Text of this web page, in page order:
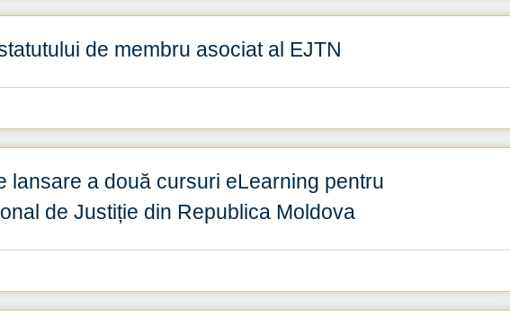
de membru asociat al EJTN
lansare a două cursuri eLearning pentru
de Justiție din Republica Moldova